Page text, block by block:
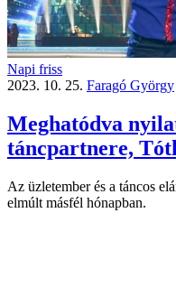
Napi friss
2023. 10. 25. Faragó György
Meghatódva
táncpartnere,
Az üzletember és a táncos
elmúlt másfél hónapban.